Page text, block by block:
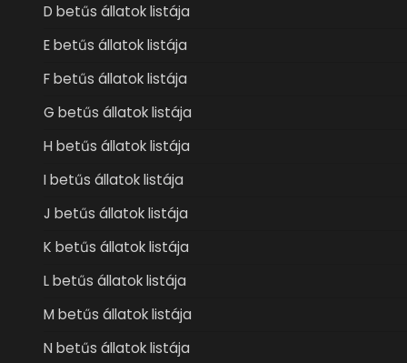
D betűs állatok listája
E betűs állatok listája
F betűs állatok listája
G betűs állatok listája
H betűs állatok listája
I betűs állatok listája
J betűs állatok listája
K betűs állatok listája
L betűs állatok listája
M betűs állatok listája
N betűs állatok listája